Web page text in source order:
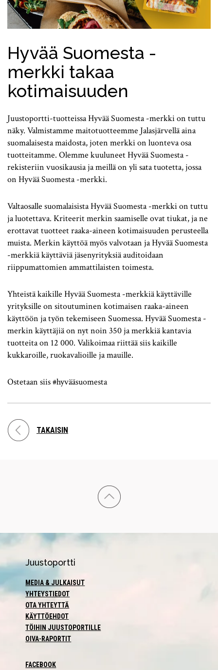
Hyvää Suomesta -
merkki takaa
kotimaisuuden
Juustoportti-tuotteissa Hyvää Suomesta -merkki on tuttu
näky. Valmistamme maitotuotteemme Jalasjärvellä aina
suomalaisesta maidosta, joten merkki on luonteva osa
tuotteitamme. Olemme kuuluneet Hyvää Suomesta -
rekisteriin vuosikausia ja meillä on yli sata tuotetta, jossa
on Hyvää Suomesta -merkki.
Valtaosalle suomalaisista Hyvää Suomesta -merkki on tuttu
ja luotettava. Kriteerit merkin saamiselle ovat tiukat, ja ne
erottavat tuotteet raaka-aineen kotimaisuuden perusteella
muista. Merkin käyttöä myös valvotaan ja Hyvää Suomesta
-merkkiä käyttäviä jäsenyrityksiä auditoidaan
riippumattomien ammattilaisten toimesta.
Yhteistä kaikille Hyvää Suomesta -merkkiä käyttäville
yrityksille on sitoutuminen kotimaisen raaka-aineen
käyttöön ja työn tekemiseen Suomessa. Hyvää Suomesta -
merkin käyttäjiä on nyt noin 350 ja merkkiä kantavia
tuotteita on 12 000. Valikoimaa riittää siis kaikille
kukkaroille, ruokavalioille ja mauille.
Ostetaan siis #hyvääsuomesta
TAKAISIN
Juustoportti
MEDIA & JULKAISUT
YHTEYSTIEDOT
OTA YHTEYTTÄ
KÄYTTÖEHDOT
TÖIHIN JUUSTOPORTILLE
OIVA-RAPORTIT
FACEBOOK